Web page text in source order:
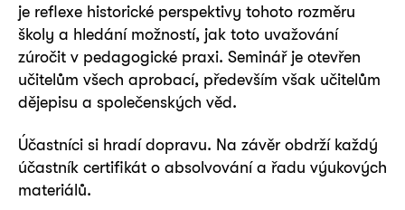
je reflexe historické perspektivy tohoto rozměru
školy a hledání možností, jak toto uvažování
zúročit v pedagogické praxi. Seminář je otevřen
učitelům všech aprobací, především však učitelům
dějepisu a společenských věd.
Účastníci si hradí dopravu. Na závěr obdrží každý
účastník certifikát o absolvování a řadu výukových
materiálů.